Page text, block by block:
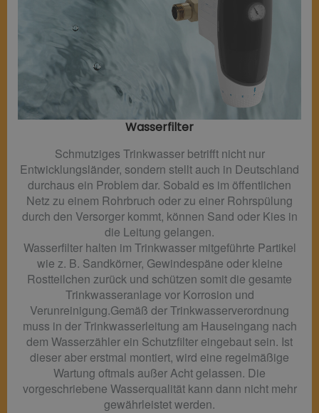
Wasserfilter​
Schmutziges Trinkwasser betrifft nicht nur
Entwicklungsländer, sondern stellt auch in Deutschland
durchaus ein Problem dar. Sobald es im öffentlichen
Netz zu einem Rohrbruch oder zu einer Rohrspülung
durch den Versorger kommt, können Sand oder Kies in
die Leitung gelangen.
Wasserfilter halten im Trinkwasser mitgeführte Partikel
wie z. B. Sandkörner, Gewindespäne oder kleine
Rostteilchen zurück und schützen somit die gesamte
Trinkwasseranlage vor Korrosion und
Verunreinigung.Gemäß der Trinkwasserverordnung
muss in der Trinkwasserleitung am Hauseingang nach
dem Wasserzähler ein Schutzfilter eingebaut sein. Ist
dieser aber erstmal montiert, wird eine regelmäßige
Wartung oftmals außer Acht gelassen. Die
vorgeschriebene Wasserqualität kann dann nicht mehr
gewährleistet werden.